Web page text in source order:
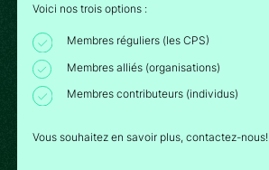
Voici nos trois options :
Membres réguliers (les CPS)
Membres alliés (organisations)
Membres contributeurs (individus)
Vous souhaitez en savoir plus, contactez-nous!